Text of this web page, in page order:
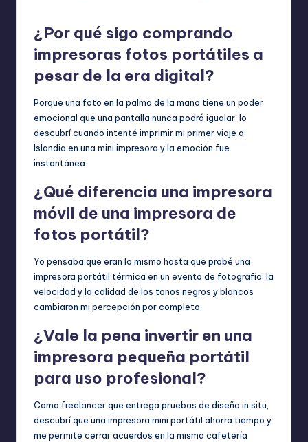
Notas
Sin
Tinta
cantidad
¿Por qué sigo comprando
impresoras fotos portátiles a
pesar de la era digital?
Porque una foto en la palma de la mano tiene un poder
emocional que una pantalla nunca podrá igualar; lo
descubrí cuando intenté imprimir mi primer viaje a
Islandia en una mini impresora y la emoción fue
instantánea.
¿Qué diferencia una impresora
móvil de una impresora de
fotos portátil?
Yo pensaba que eran lo mismo hasta que probé una
impresora portátil térmica en un evento de fotografía; la
velocidad y la calidad de los tonos negros y blancos
cambiaron mi percepción por completo.
¿Vale la pena invertir en una
impresora pequeña portátil
para uso profesional?
Como freelancer que entrega pruebas de diseño in situ,
descubrí que una impresora mini portátil ahorra tiempo y
me permite cerrar acuerdos en la misma cafetería